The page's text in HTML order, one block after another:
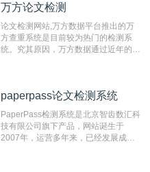
万方论文检测
论文检测网站,万方数据平台推出的万
方查重系统是目前较为热门的检测系
统。究其原因，万方数据通过近年的发
非。其次，相对于知网而言，万方检测
重的推荐系统。
paperpass论文检测系统
PaperPass检测系统是北京智齿数汇科
技有限公司旗下产品，网站诞生于
2007年，运营多年来，已经发展成为